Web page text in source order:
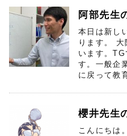
阿部先生
本日は新し
ります。 大
います。TG
す。一般企
に戻って教
櫻井先生
こんにちは